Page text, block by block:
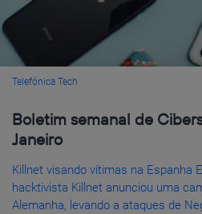
Telefónica Tech
Boletim semanal de
Janeiro
Killnet visando vítimas na Espanha
hacktivista Killnet anunciou uma
Alemanha, levando a ataques de